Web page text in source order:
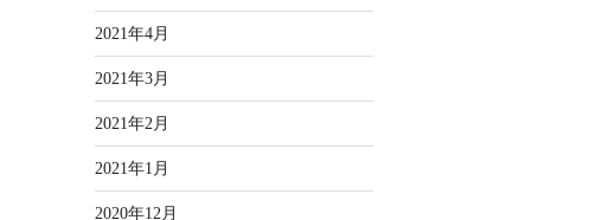
2021年4月
2021年3月
2021年2月
2021年1月
2020年12月